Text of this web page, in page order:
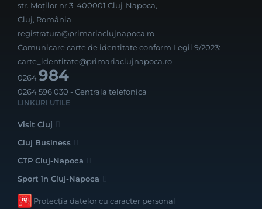
str. Moților nr.3, 400001 Cluj-Napoca,
Cluj, România
registratura@primariaclujnapoca.ro
Comunicare carte de identitate conform Legii 9/2023:
carte_identitate@primariaclujnapoca.ro
0264984
0264 596 030 - Centrala telefonica
LINKURI UTILE
Visit Cluj
Cluj Business
CTP Cluj-Napoca
Sport în Cluj-Napoca
Protecția datelor cu caracter personal